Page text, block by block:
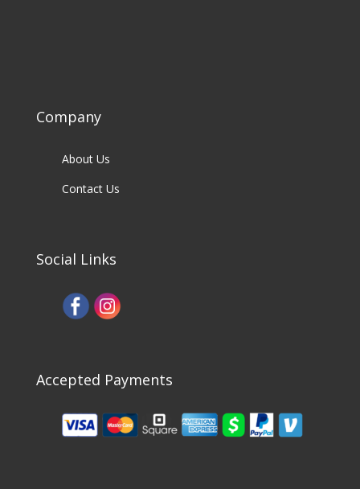
Company
About Us
Contact Us
Social Links
Accepted Payments